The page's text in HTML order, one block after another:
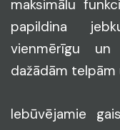
maksimālu
papildina
vienmērīgu un
dažādām telpām
Iebūvējamie